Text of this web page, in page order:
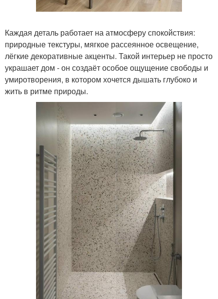
Каждая деталь работает на атмосферу спокойствия:
природные текстуры, мягкое рассеянное освещение,
лёгкие декоративные акценты. Такой интерьер не просто
украшает дом - он создаёт особое ощущение свободы и
умиротворения, в котором хочется дышать глубоко и
жить в ритме природы.